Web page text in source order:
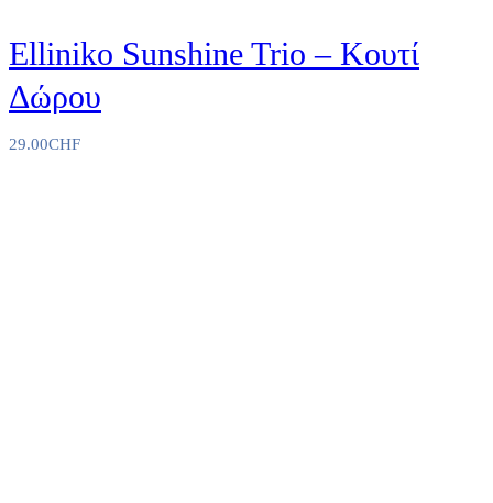
Elliniko Sunshine Trio – Κουτί
Δώρου
29.00CHF